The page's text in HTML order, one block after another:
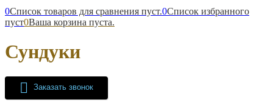
0Список товаров для сравнения пуст.0Список избранного
пуст0Ваша корзина пуста.
Сундуки
Заказать звонок